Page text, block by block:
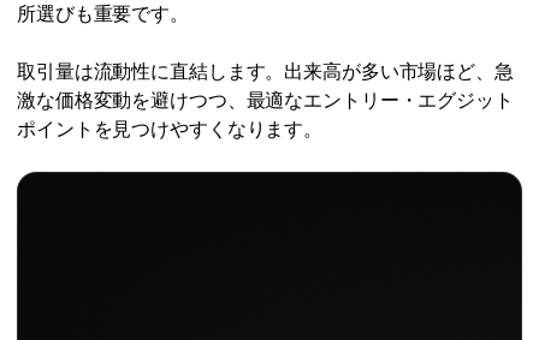
所選びも重要です。
取引量は流動性に直結します。出来高が多い市場ほど、急
激な価格変動を避けつつ、最適なエントリー・エグジット
ポイントを見つけやすくなります。